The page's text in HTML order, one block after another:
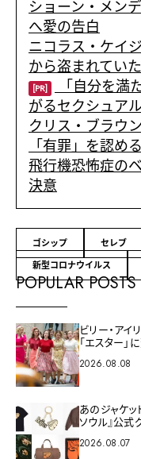
ショーン・メン
へ愛の告白
ニコラス・ケイ
から盗まれていた
[PR] 「自分を満
がるセクシュア
クリス・ブラウ
「有罪」を認め
飛行機恐怖症の
決意
ゴシップ セレブ
新型コロナウイルス
POPULAR POSTS
ビリー・アイ
「エスター」
2026.08.08
あのジャケッ
ソウル』公
2026.08.07